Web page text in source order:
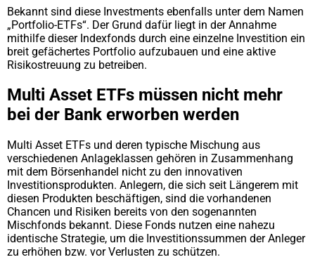
Bekannt sind diese Investments ebenfalls unter dem Namen
„Portfolio-ETFs“. Der Grund dafür liegt in der Annahme
mithilfe dieser Indexfonds durch eine einzelne Investition ein
breit gefächertes Portfolio aufzubauen und eine aktive
Risikostreuung zu betreiben.
Multi Asset ETFs müssen nicht mehr
bei der Bank erworben werden
Multi Asset ETFs und deren typische Mischung aus
verschiedenen Anlageklassen gehören in Zusammenhang
mit dem Börsenhandel nicht zu den innovativen
Investitionsprodukten. Anlegern, die sich seit Längerem mit
diesen Produkten beschäftigen, sind die vorhandenen
Chancen und Risiken bereits von den sogenannten
Mischfonds bekannt. Diese Fonds nutzen eine nahezu
identische Strategie, um die Investitionssummen der Anleger
zu erhöhen bzw. vor Verlusten zu schützen.